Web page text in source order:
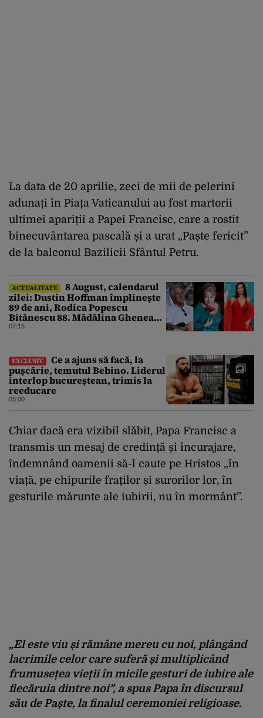
La data de 20 aprilie, zeci de mii de pelerini
adunați în Piața Vaticanului au fost martorii
ultimei apariții a Papei Francisc, care a rostit
binecuvântarea pascală și a urat „Paște fericit”
de la balconul Bazilicii Sfântul Petru.
ACTUALITATE
8 August, calendarul
zilei: Dustin Hoffman împlinește
89 de ani, Rodica Popescu
Bitănescu 88. Mădălina Ghenea
face 39 de ani
07:15
EXCLUSIV
Ce a ajuns să facă, la
pușcărie, temutul Bebino. Liderul
interlop bucureștean, trimis la
reeducare
05:00
Chiar dacă era vizibil slăbit, Papa Francisc a
transmis un mesaj de credință și încurajare,
îndemnând oamenii să-l caute pe Hristos „în
viață, pe chipurile fraților și surorilor lor, în
gesturile mărunte ale iubirii, nu în mormânt”.
„El este viu și rămâne mereu cu noi, plângând
lacrimile celor care suferă și multiplicând
frumusețea vieții în micile gesturi de iubire ale
fiecăruia dintre noi”, a spus Papa în discursul
său de Paște, la finalul ceremoniei religioase.